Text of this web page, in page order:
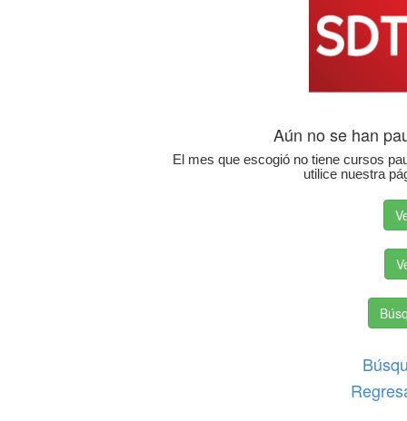
Aún no se han
El mes que escogió no tiene cursos
utilice nuestra